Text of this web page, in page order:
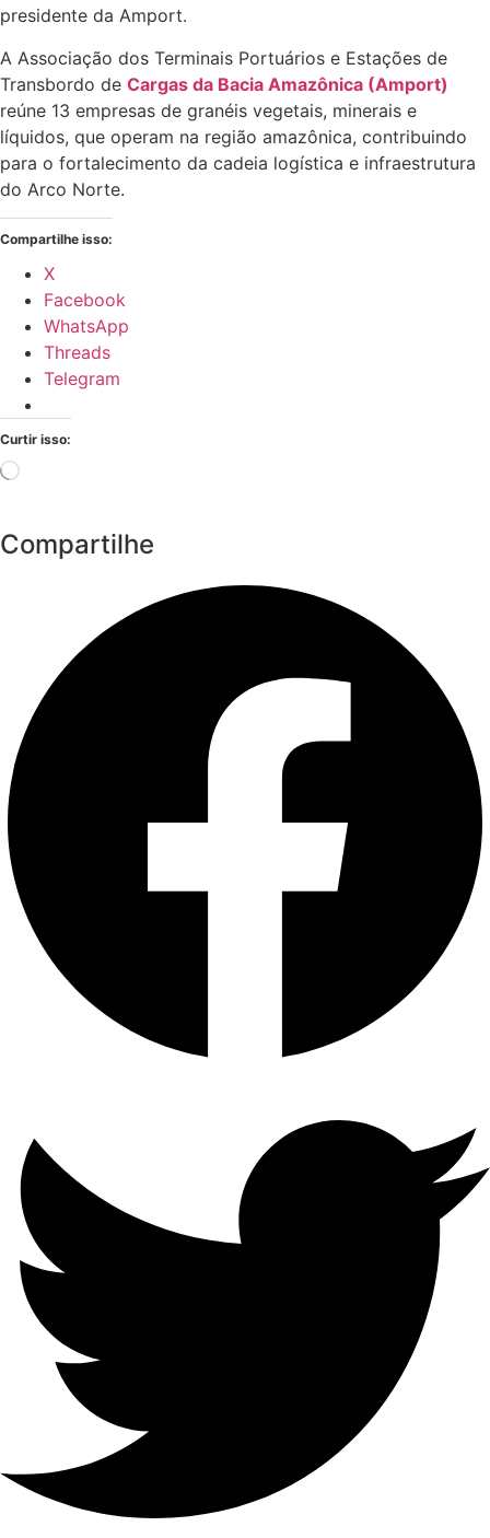
presidente da Amport.
A Associação dos Terminais Portuários e Estações de
Transbordo de Cargas da Bacia Amazônica (Amport)
reúne 13 empresas de granéis vegetais, minerais e
líquidos, que operam na região amazônica, contribuindo
para o fortalecimento da cadeia logística e infraestrutura
do Arco Norte.
Compartilhe isso:
X
Facebook
WhatsApp
Threads
Telegram
Curtir isso:
Carregando...
Compartilhe